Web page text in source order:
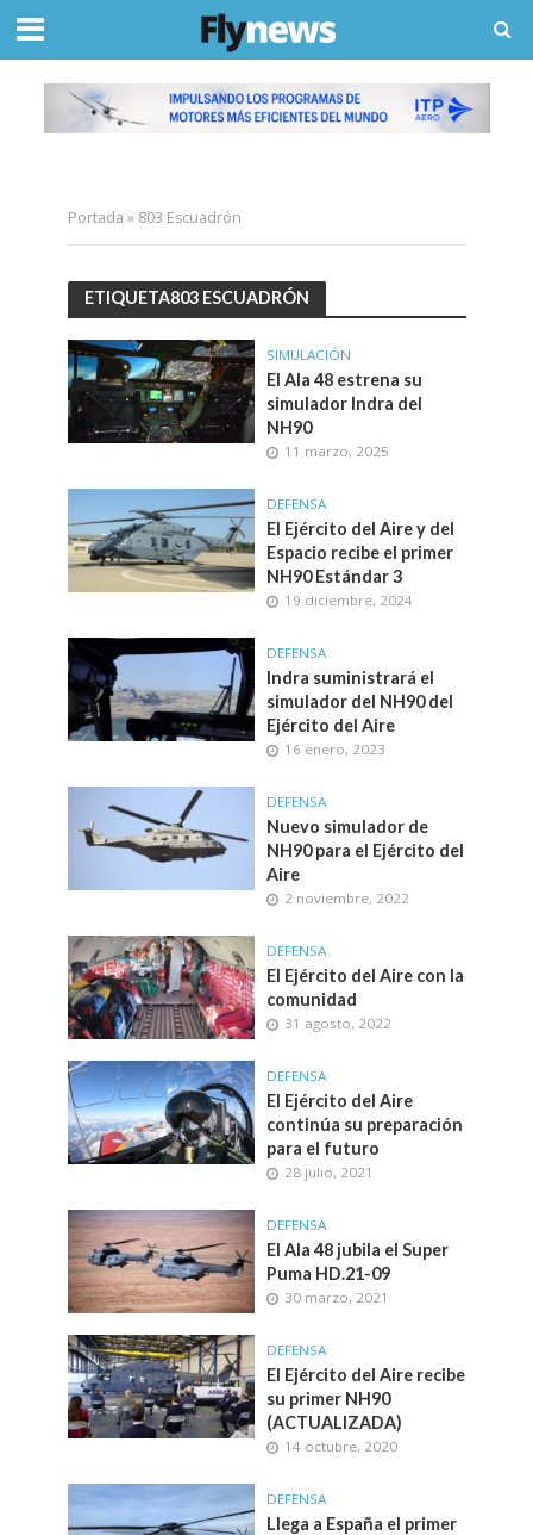
Portada » 803 Escuadrón
ETIQUETA803 ESCUADRÓN
SIMULACIÓN
El Ala 48 estrena su
simulador Indra del
NH90
11 marzo, 2025
DEFENSA
El Ejército del Aire y del
Espacio recibe el primer
NH90 Estándar 3
19 diciembre, 2024
DEFENSA
Indra suministrará el
simulador del NH90 del
Ejército del Aire
16 enero, 2023
DEFENSA
Nuevo simulador de
NH90 para el Ejército del
Aire
2 noviembre, 2022
DEFENSA
El Ejército del Aire con la
comunidad
31 agosto, 2022
DEFENSA
El Ejército del Aire
continúa su preparación
para el futuro
28 julio, 2021
DEFENSA
El Ala 48 jubila el Super
Puma HD.21-09
30 marzo, 2021
DEFENSA
El Ejército del Aire recibe
su primer NH90
(ACTUALIZADA)
14 octubre, 2020
DEFENSA
Llega a España el primer